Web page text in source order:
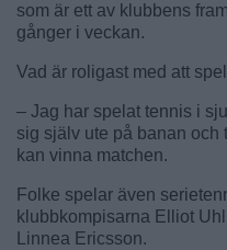
som är ett av klubbens
gånger i veckan.
Vad är roligast med att
– Jag har spelat tennis i
sig själv ute på banan och
kan vinna matchen.
Folke spelar även
klubbkompisarna Elliot
Linnea Ericsson.